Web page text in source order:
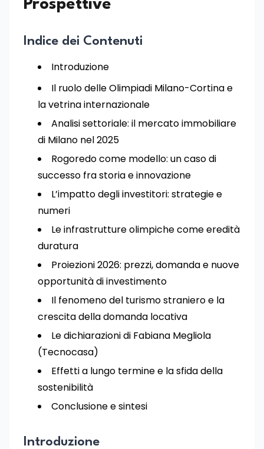
Prospettive
Indice dei Contenuti
Introduzione
Il ruolo delle Olimpiadi Milano-Cortina e
la vetrina internazionale
Analisi settoriale: il mercato immobiliare
di Milano nel 2025
Rogoredo come modello: un caso di
successo fra storia e innovazione
L’impatto degli investitori: strategie e
numeri
Le infrastrutture olimpiche come eredità
duratura
Proiezioni 2026: prezzi, domanda e nuove
opportunità di investimento
Il fenomeno del turismo straniero e la
crescita della domanda locativa
Le dichiarazioni di Fabiana Megliola
(Tecnocasa)
Effetti a lungo termine e la sfida della
sostenibilità
Conclusione e sintesi
Introduzione